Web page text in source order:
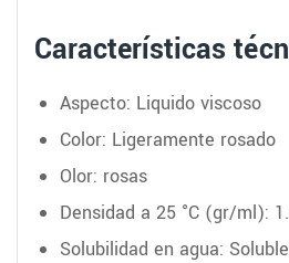
Características
Aspecto: Liquido viscoso
Color: Ligeramente rosado
Olor: rosas
Densidad a 25 °C (gr/ml):
Solubilidad en agua: Soluble